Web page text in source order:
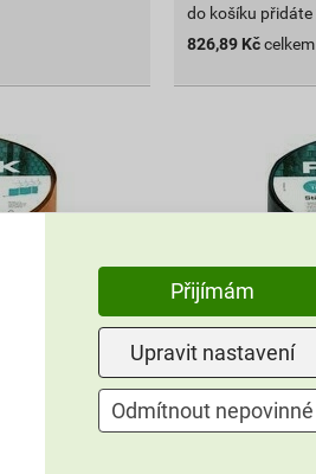
do košíku přidáte
826,89 Kč
PREMIUM
Plotová výplň
středně šedá
Přijímám
Upravit nastavení
Odmítnout nepovinné